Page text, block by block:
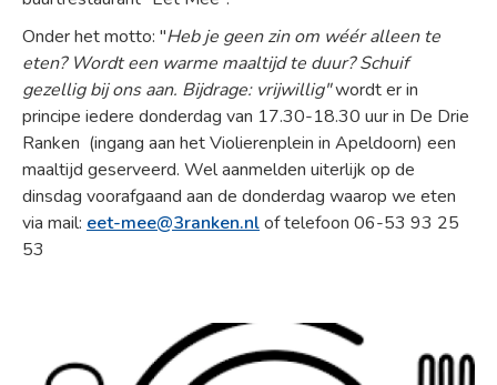
Onder het motto: "Heb je geen zin om wéér alleen te
eten? Wordt een warme maaltijd te duur? Schuif
gezellig bij ons aan. Bijdrage: vrijwillig"wordt er in
principe iedere donderdag van 17.30-18.30 uur in De Drie
Ranken (ingang aan het Violierenplein in Apeldoorn) een
maaltijd geserveerd. Wel aanmelden uiterlijk op de
dinsdag voorafgaand aan de donderdag waarop we eten
via mail: eet-mee@3ranken.nlof telefoon 06-53 93 25
53